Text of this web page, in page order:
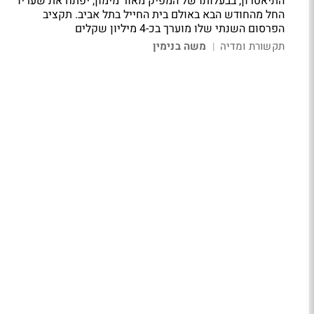
החל מהחודש הבא באולם בית החייל בתל אביב. תקציב
הפרסום השנתי שלו מוערך בכ-4 מיליון שקלים
תקשורת ומדיה | משה בנימין